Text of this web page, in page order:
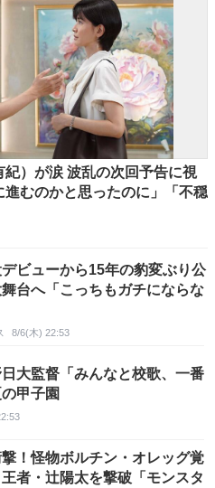
紀）が涙 波乱の次回予告に視
むのかと思ったのに」「不穏
ビューから15年の豹変ぶり公
台へ「こっちもガチにならな
8/6(木) 22:53
大監督「みんなと校歌、一番
甲子園
撃！怪物ボルチン・オレッグ覚
者・辻陽太を撃破「モンスタ